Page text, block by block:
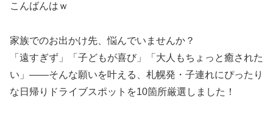
こんばんはｗ
家族でのお出かけ先、悩んでいませんか？
「遠すぎず」「子どもが喜び」「大人もちょっと癒された
い」――そんな願いを叶える、札幌発・子連れにぴったり
な日帰りドライブスポットを10箇所厳選しました！